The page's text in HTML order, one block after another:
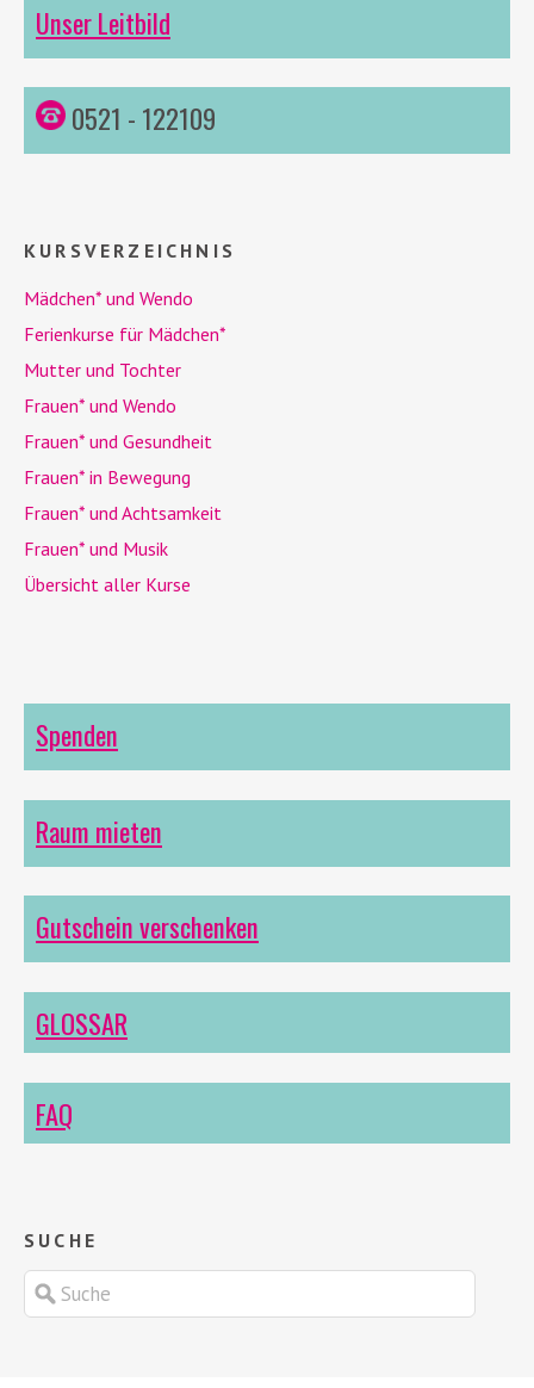
Unser Leitbild
0521 - 122109
KURSVERZEICHNIS
Mädchen* und Wendo
Ferienkurse für Mädchen*
Mutter und Tochter
Frauen* und Wendo
Frauen* und Gesundheit
Frauen* in Bewegung
Frauen* und Achtsamkeit
Frauen* und Musik
Übersicht aller Kurse
Spenden
Raum mieten
Gutschein verschenken
GLOSSAR
FAQ
SUCHE